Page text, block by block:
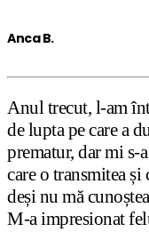
Anca B.
Anul trecut, l-am
de lupta pe care a
prematur, dar mi s-
care o transmitea
deși nu mă
M-a impresionat